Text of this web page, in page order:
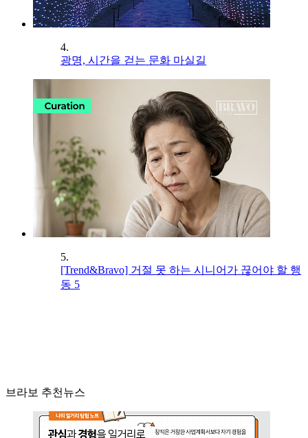
4.
광명, 시간을 걷는 문화 마실길
5.
[Trend&Bravo] 거절 못 하는 시니어가 끊어야 할 행
동 5
브라보 추천뉴스